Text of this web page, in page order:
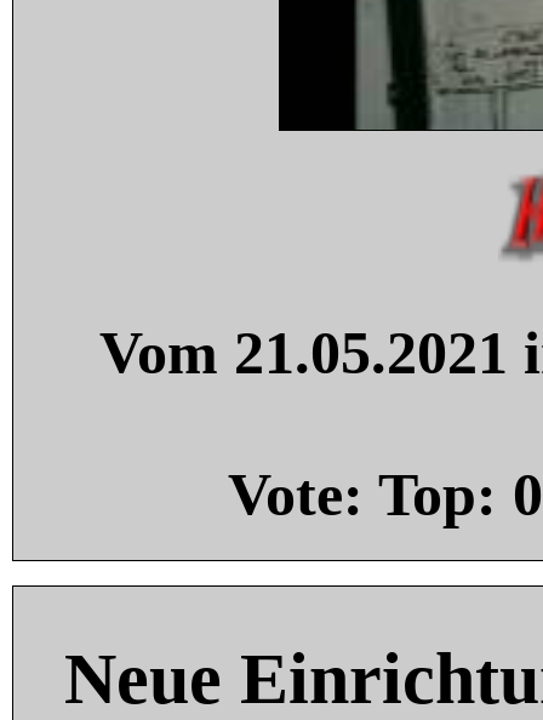
Vom
Vote: Top: 0
Neue